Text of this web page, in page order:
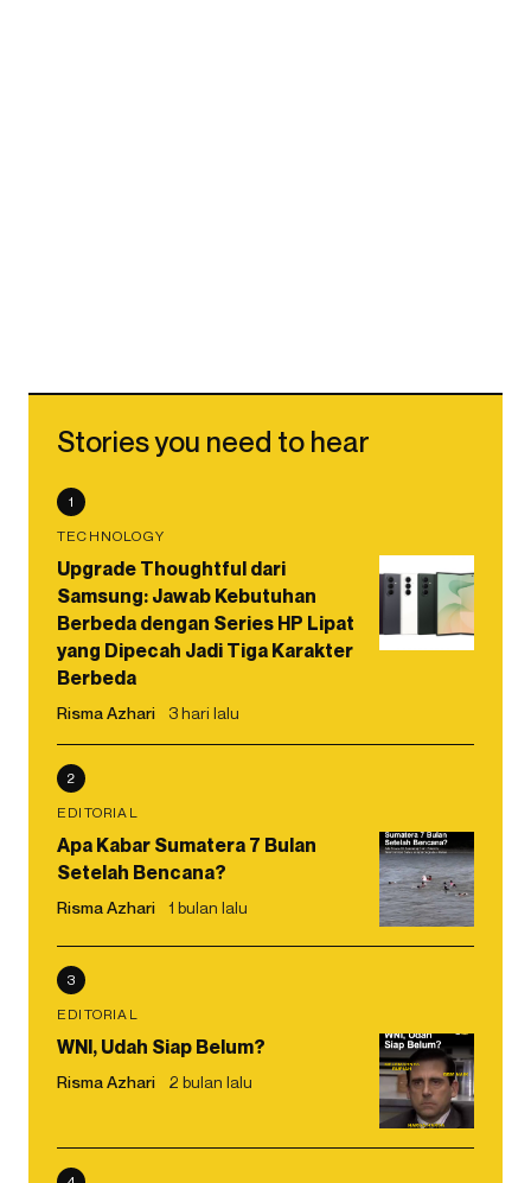
Stories you need to hear
1
TECHNOLOGY
Upgrade Thoughtful dari
Samsung: Jawab Kebutuhan
Berbeda dengan Series HP Lipat
yang Dipecah Jadi Tiga Karakter
Berbeda
Risma Azhari 3 hari lalu
2
EDITORIAL
Apa Kabar Sumatera 7 Bulan
Setelah Bencana?
Risma Azhari 1 bulan lalu
3
EDITORIAL
WNI, Udah Siap Belum?
Risma Azhari 2 bulan lalu